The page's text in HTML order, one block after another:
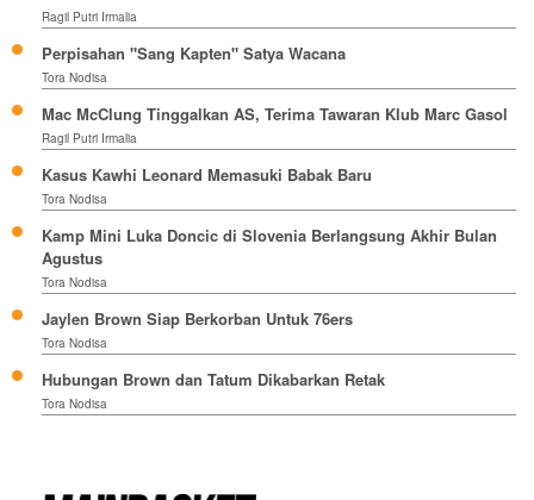
Ragil Putri Irmalia
Perpisahan "Sang Kapten" Satya Wacana
Tora Nodisa
Mac McClung Tinggalkan AS, Terima Tawaran Klub Marc Gasol
Ragil Putri Irmalia
Kasus Kawhi Leonard Memasuki Babak Baru
Tora Nodisa
Kamp Mini Luka Doncic di Slovenia Berlangsung Akhir Bulan
Agustus
Tora Nodisa
Jaylen Brown Siap Berkorban Untuk 76ers
Tora Nodisa
Hubungan Brown dan Tatum Dikabarkan Retak
Tora Nodisa